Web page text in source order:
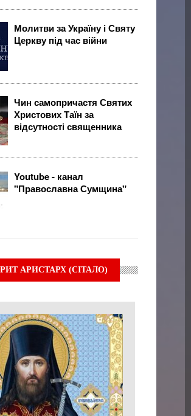
Молитви за Україну і Святу
Церкву під час війни
Чин самопричастя Святих
Христових Таїн за
відсутності священника
Youtube - канал
"Православна Сумщина"
АРИСТАРХ (СІТАЛО)